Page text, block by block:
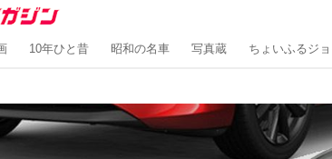
10年ひと昔 昭和の名車 写真蔵 ちょいふるジ